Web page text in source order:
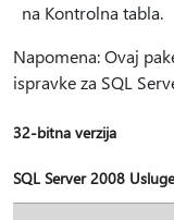
na Kontrolna tabla.
Napomena: Ovaj
ispravke za SQL
32-bitna verzija
SQL Server 2008